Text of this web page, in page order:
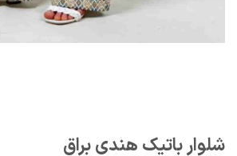
شلوار باتیک هندی براق